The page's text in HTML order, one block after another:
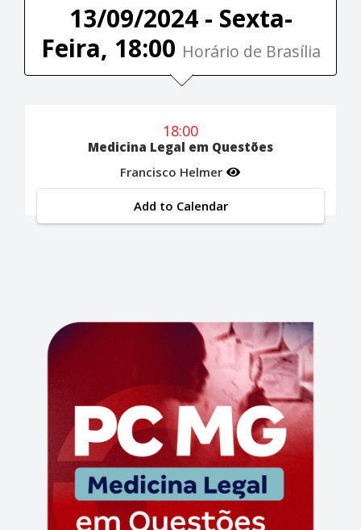
13/09/2024 - Sexta-
Feira, 18:00 Horário de Brasília
18:00
Medicina Legal em Questões
Francisco Helmer
Add to Calendar